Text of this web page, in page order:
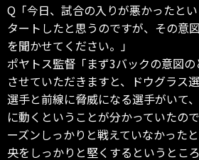
Q「今日、試合の入りが悪かったと
タートしたと思うのですが、その意
を聞かせてください。」
ポヤトス監督「まず3バックの意図
させていただきますと、ドウグラス
選手と前線に脅威になる選手がいて
に動くということが分かっていたの
ーズンしっかりと戦えていなかった
央をしっかりと堅くするというとこ